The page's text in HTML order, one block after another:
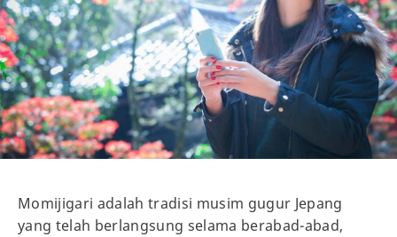
Momijigari adalah tradisi musim gugur Jepang
yang telah berlangsung selama berabad-abad,